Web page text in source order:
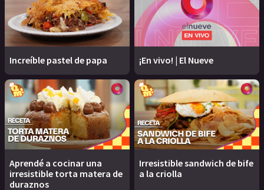
Increíble pastel de papa ¡En vivo! | El Nueve
Aprendé a cocinar una
irresistible torta matera de
duraznos
Irresistible sandwich de bife
a la criolla